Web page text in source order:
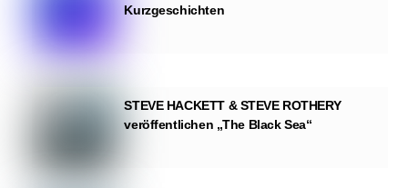
Kurzgeschichten
STEVE HACKETT & STEVE ROTHERY
veröffentlichen „The Black Sea“